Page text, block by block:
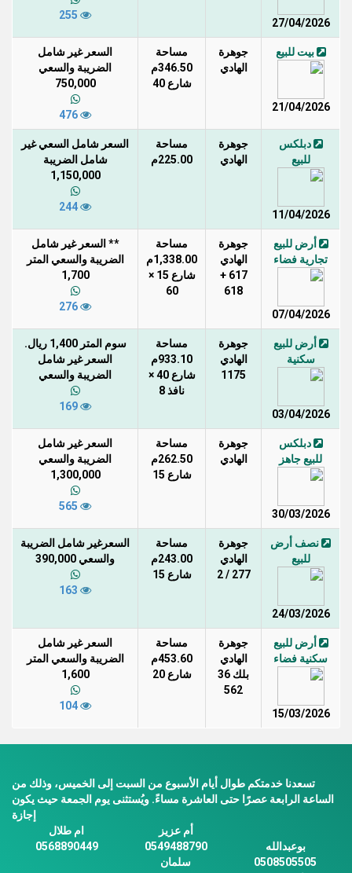
27/04/2026
بيت للبيع
21/04/2026
جوهرة
الهادي
مساحة
346.50م
شارع 40
السعر غير شامل
الضريبة والسعي
750,000
دبلكس
للبيع
11/04/2026
جوهرة
الهادي
مساحة
225.00م
السعر شامل السعي غير
شامل الضريبة
1,150,000
أرض للبيع
تجارية فضاء
07/04/2026
جوهرة
الهادي
617 +
618
مساحة
1,338.00م
شارع 15 ×
60
** السعر غير شامل
الضريبة والسعي المتر
1,700
أرض للبيع
سكنية
03/04/2026
جوهرة
الهادي
1175
مساحة
933.10م
شارع 40 ×
نافذ 8
سوم المتر 1,400 ريال.
السعر غير شامل
الضريبة والسعي
دبلكس
للبيع جاهز
30/03/2026
جوهرة
الهادي
مساحة
262.50م
شارع 15
السعر غير شامل
الضريبة والسعي
1,300,000
نصف أرض
للبيع
24/03/2026
جوهرة
الهادي
277 / 2
مساحة
243.00م
شارع 15
السعرغير شامل الضريبة
والسعي 390,000
أرض للبيع
سكنية فضاء
15/03/2026
جوهرة
الهادي
بلك 36
562
مساحة
453.60م
شارع 20
السعر غير شامل
الضريبة والسعي المتر
1,600
تسعدنا خدمتكم طوال أيام الأسبوع من السبت إلى الخميس، وذلك من
الساعة الرابعة عصرًا حتى العاشرة مساءً. ويُستثنى يوم الجمعة حيث يكون
إجازة
ام طلال
0568890449
أم عزيز
0549488790
سلمان
بوعبدالله
0508505505